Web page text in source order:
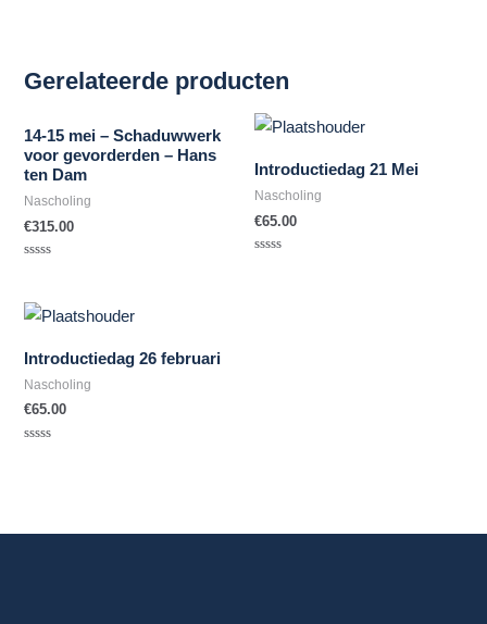
Gerelateerde producten
14-15 mei – Schaduwwerk
voor gevorderden – Hans
ten Dam
Nascholing
€315.00
5
Introductiedag 21 Mei
Nascholing
€65.00
Introductiedag 26 februari
Nascholing
€65.00